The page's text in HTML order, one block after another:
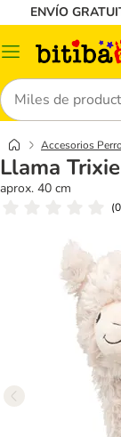
ENVÍO
Menú
Buscar
Accesorios
Llama
aprox. 40 cm
(0